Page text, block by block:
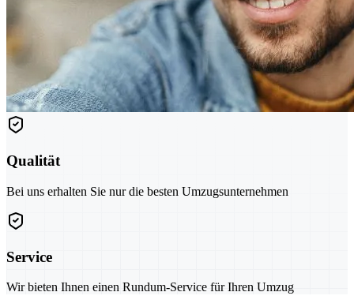
Qualität
Bei uns erhalten Sie nur die besten Umzugsunternehmen
Service
Wir bieten Ihnen einen Rundum-Service für Ihren Umzug